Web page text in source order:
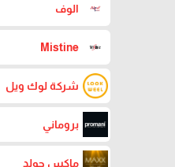
الوف
Mistine
شركة لوك ويل
بروماني
ماكس جولد